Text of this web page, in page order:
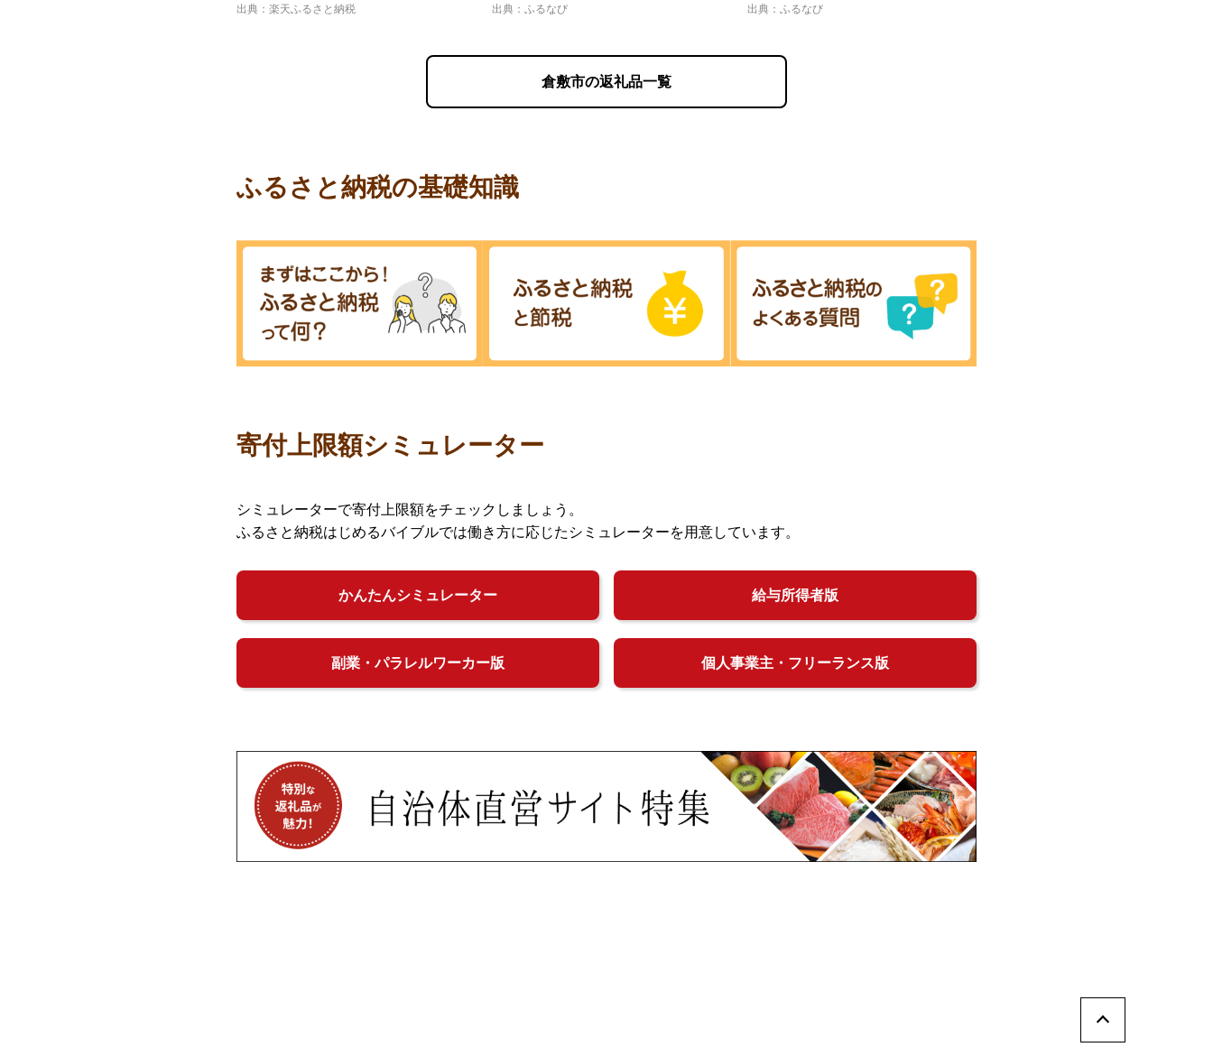
出典：楽天ふるさと納税
ジーンズ ズボン パンツ ストレッチ
ドパン
出典：ふるなび
ジーンズ ズボン パンツ ストレッチ
ドパン
出典：ふるなび
倉敷市の返礼品一覧
ふるさと納税の基礎知識
寄付上限額シミュレーター
シミュレーターで寄付上限額をチェックしましょう。
ふるさと納税はじめるバイブルでは働き方に応じたシミュレーターを用意しています。
かんたんシミュレーター 給与所得者版
副業・パラレルワーカー版 個人事業主・フリーランス版